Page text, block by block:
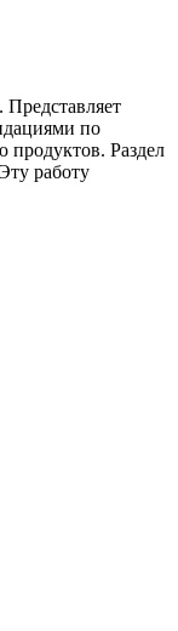
по
Раздел
работу